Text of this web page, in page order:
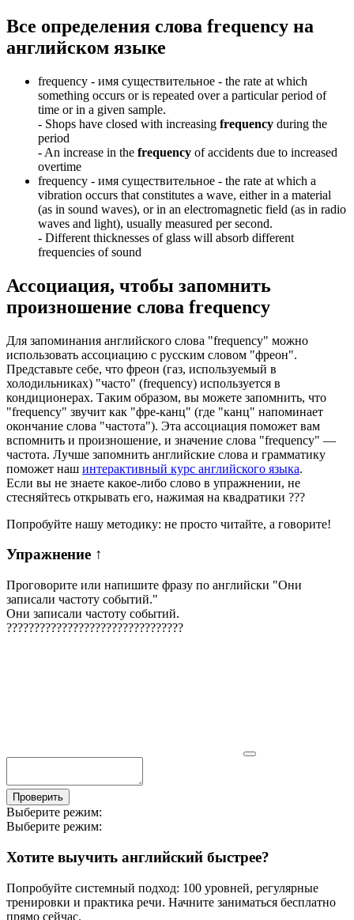
Все определения слова frequency на
английском языке
frequency - имя существительное - the rate at which
something occurs or is repeated over a particular period of
time or in a given sample.
- Shops have closed with increasing frequency during the
period
- An increase in the frequency of accidents due to increased
overtime
frequency - имя существительное - the rate at which a
vibration occurs that constitutes a wave, either in a material
(as in sound waves), or in an electromagnetic field (as in radio
waves and light), usually measured per second.
- Different thicknesses of glass will absorb different
frequencies of sound
Ассоциация, чтобы запомнить
произношение слова frequency
Для запоминания английского слова "frequency" можно
использовать ассоциацию с русским словом "фреон".
Представьте себе, что фреон (газ, используемый в
холодильниках) "часто" (frequency) используется в
кондиционерах. Таким образом, вы можете запомнить, что
"frequency" звучит как "фре-канц" (где "канц" напоминает
окончание слова "частота"). Эта ассоциация поможет вам
вспомнить и произношение, и значение слова "frequency" —
частота. Лучше запомнить английские слова и грамматику
поможет наш интерактивный курс английского языка.
Если вы не знаете какое-либо слово в упражнении, не
стесняйтесь открывать его, нажимая на квадратики ???
Попробуйте нашу методику: не просто читайте, а говорите!
Упражнение ↑
Проговорите или напишите фразу по английски "Они
записали частоту событий."
Они записали частоту событий.
????????????????????????????????
Проверить
Выберите режим:
Выберите режим:
Хотите выучить английский быстрее?
Попробуйте системный подход: 100 уровней, регулярные
тренировки и практика речи. Начните заниматься бесплатно
прямо сейчас.